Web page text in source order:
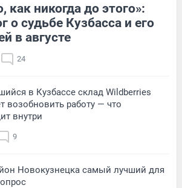
как никогда до этого»:
о судьбе Кузбасса и его
в августе
24
в Кузбассе склад Wildberries
возобновить работу — что
внутри
9
Новокузнецка самый лучший для